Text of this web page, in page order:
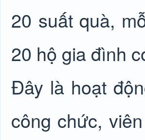
20 suất quà,
20 hộ gia đình
Đây là hoạt
công chức,